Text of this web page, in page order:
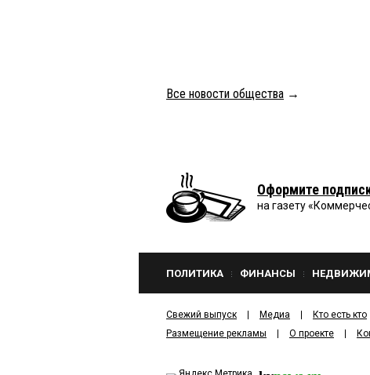
Все новости общества →
Оформите
на газету
ПОЛИТИКА ФИНАНСЫ
Свежий выпуск Медиа Кто есть кто
Размещение рекламы
О проекте